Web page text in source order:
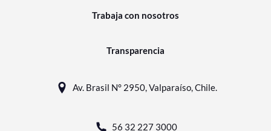
Trabaja con nosotros
Transparencia
Av. Brasil N° 2950, Valparaíso, Chile.
56 32 227 3000